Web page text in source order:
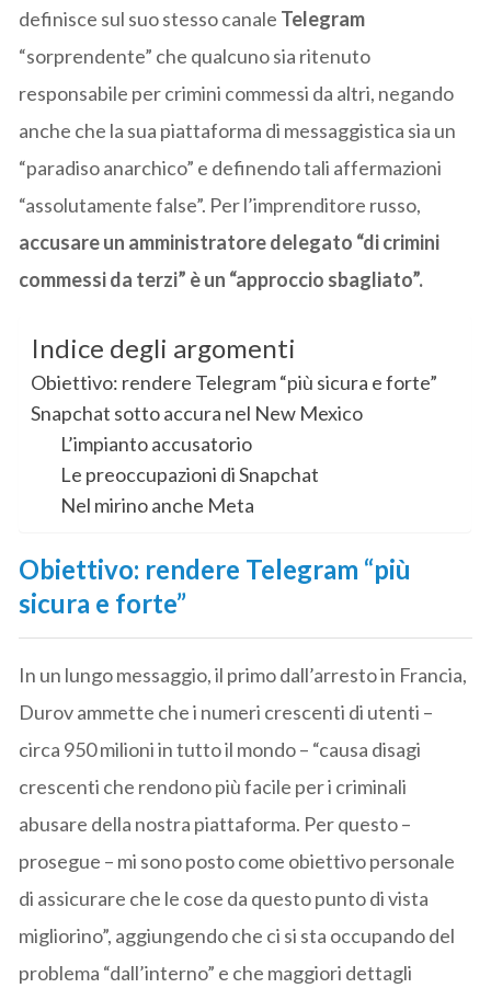
definisce sul suo stesso canale Telegram
“sorprendente” che qualcuno sia ritenuto
responsabile per crimini commessi da altri, negando
anche che la sua piattaforma di messaggistica sia un
“paradiso anarchico” e definendo tali affermazioni
“assolutamente false”. Per l’imprenditore russo,
accusare un amministratore delegato “di crimini
commessi da terzi” è un “approccio sbagliato”.
Indice degli argomenti
Obiettivo: rendere Telegram “più sicura e forte”
Snapchat sotto accura nel New Mexico
L’impianto accusatorio
Le preoccupazioni di Snapchat
Nel mirino anche Meta
Obiettivo: rendere Telegram “più
sicura e forte”
In un lungo messaggio, il primo dall’arresto in Francia,
Durov ammette che i numeri crescenti di utenti –
circa 950 milioni in tutto il mondo – “causa disagi
crescenti che rendono più facile per i criminali
abusare della nostra piattaforma. Per questo –
prosegue – mi sono posto come obiettivo personale
di assicurare che le cose da questo punto di vista
migliorino”, aggiungendo che ci si sta occupando del
problema “dall’interno” e che maggiori dettagli